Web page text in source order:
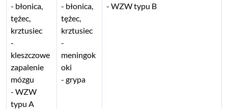
błonica,
tężec,
krztusiec
kleszczowe
zapalenie
mózgu
WZW
typu A
błonica,
tężec,
krztusiec
meningok
oki
grypa
WZW typu B